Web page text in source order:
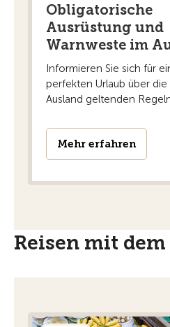
Obligatorische
Ausrüstung und
Warnweste im
Informieren Sie sich für
perfekten Urlaub über die
Ausland geltenden
Mehr erfahren
Reisen mit